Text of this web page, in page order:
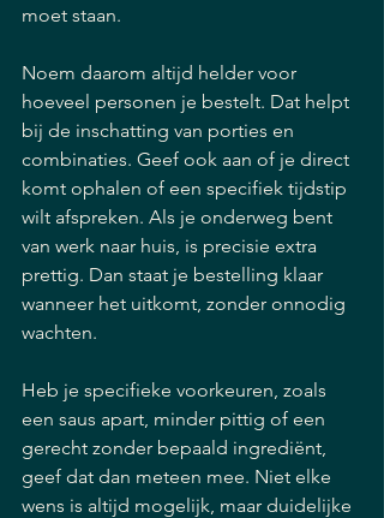
moet staan.
Noem daarom altijd helder voor
hoeveel personen je bestelt. Dat helpt
bij de inschatting van porties en
combinaties. Geef ook aan of je direct
komt ophalen of een specifiek tijdstip
wilt afspreken. Als je onderweg bent
van werk naar huis, is precisie extra
prettig. Dan staat je bestelling klaar
wanneer het uitkomt, zonder onnodig
wachten.
Heb je specifieke voorkeuren, zoals
een saus apart, minder pittig of een
gerecht zonder bepaald ingrediënt,
geef dat dan meteen mee. Niet elke
wens is altijd mogelijk, maar duidelijke